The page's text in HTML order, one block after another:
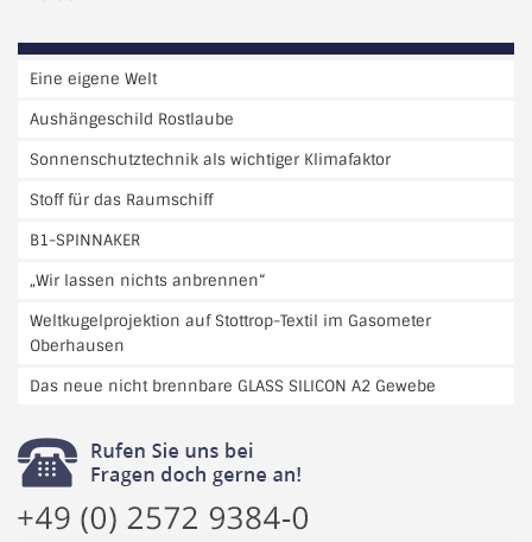
Eine eigene Welt
Aushängeschild Rostlaube
Sonnenschutztechnik als wichtiger Klimafaktor
Stoff für das Raumschiff
B1-SPINNAKER
„Wir lassen nichts anbrennen“
Weltkugelprojektion auf Stottrop-Textil im Gasometer
Oberhausen
Das neue nicht brennbare GLASS SILICON A2 Gewebe